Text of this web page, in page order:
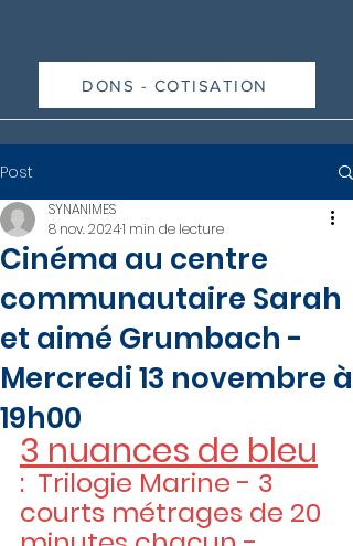
DONS - COTISATION
Post
Cinéma au centre
communautaire Sarah
et aimé Grumbach -
Mercredi 13 novembre à
19h00
SYNANIMES
8 nov. 20241 min de lecture
3 nuances de bleu
:  Trilogie Marine - 3
courts métrages de 20